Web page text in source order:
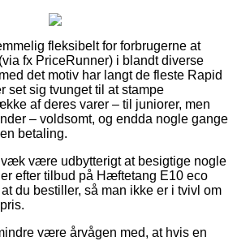
fleksibelt for forbrugerne at
fx PriceRunner) i blandt diverse
det motiv har langt de fleste Rapid
set sig tvunget til at stampe
af deres varer – til juniorer, men
– voldsomt, og endda nogle gange
betaling.
være udbytterigt at besigtige nogle
efter tilbud på Hæftetang E10 eco
du bestiller, så man ikke er i tvivl om
være årvågen med, at hvis en